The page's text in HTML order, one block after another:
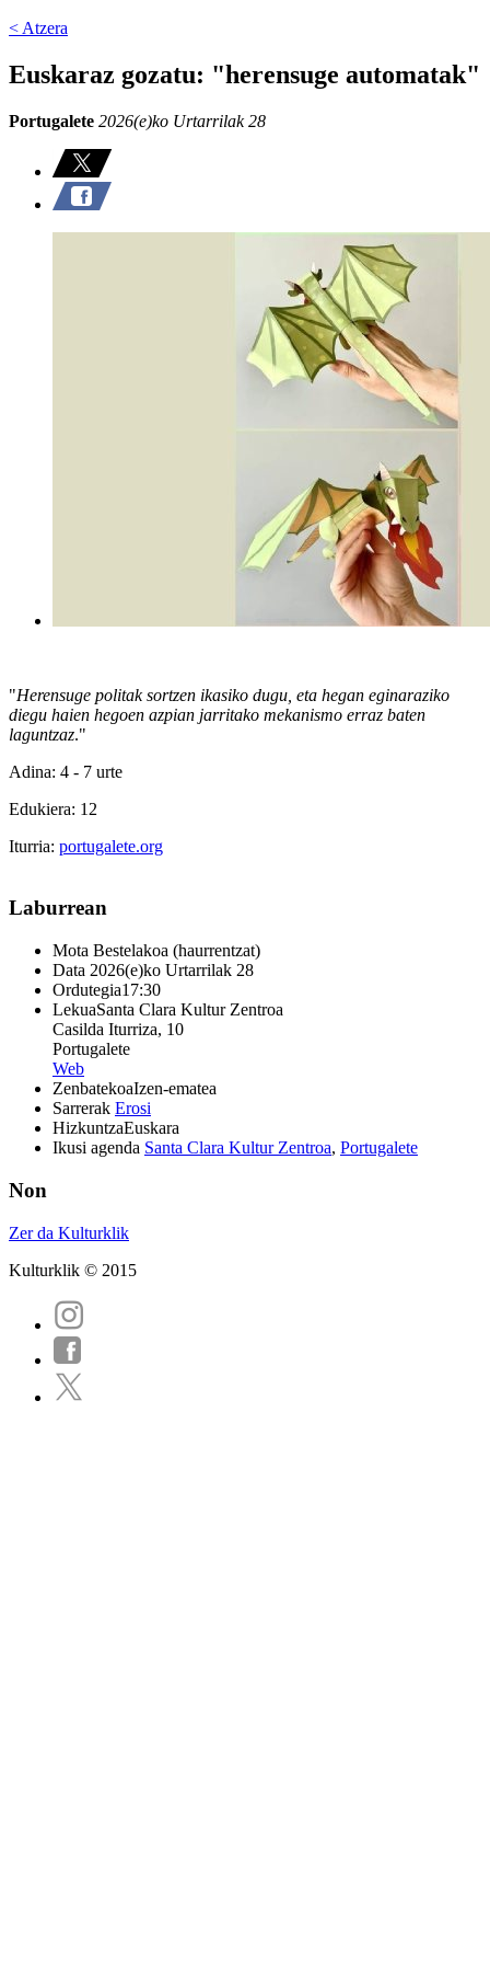
< Atzera
Euskaraz gozatu: "herensuge automatak"
Portugalete 2026(e)ko Urtarrilak 28
"Herensuge politak sortzen ikasiko dugu, eta hegan eginaraziko
diegu haien hegoen azpian jarritako mekanismo erraz baten
laguntzaz."
Adina: 4 - 7 urte
Edukiera: 12
Iturria: portugalete.org
Laburrean
Mota Bestelakoa (haurrentzat)
Data 2026(e)ko Urtarrilak 28
Ordutegia17:30
LekuaSanta Clara Kultur Zentroa
Casilda Iturriza, 10
Portugalete
Web
ZenbatekoaIzen-ematea
Sarrerak Erosi
HizkuntzaEuskara
Ikusi agenda Santa Clara Kultur Zentroa, Portugalete
Non
Zer da Kulturklik
Kulturklik © 2015